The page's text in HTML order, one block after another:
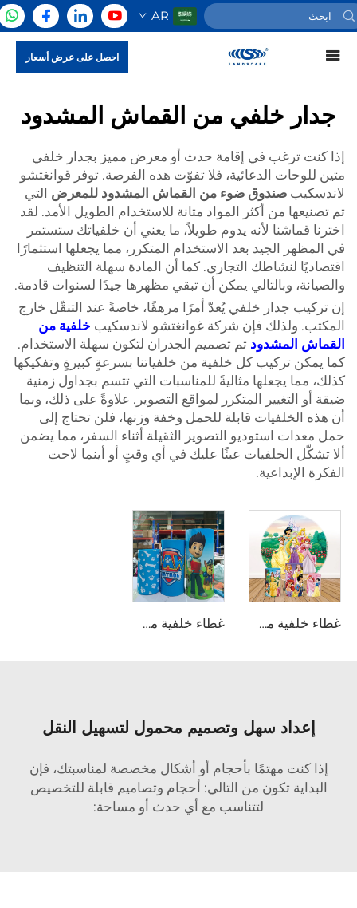
AR
احصل على عرض أسعار
جدار خلفي من القماش المشدود
إذا كنت ترغب في إقامة حدث أو معرض مميز بجدار خلفي
متين للوحات الدعائية، فلا تفوّت هذه الفرصة. توفر قوانغتشو
لاندسكيبصندوق ضوء من القماش المشدود للمعرضالتي
تم تصنيعها من أكثر المواد متانة للاستخدام الطويل الأمد. لقد
اخترنا قماشنا لأنه يدوم طويلاً، ما يعني أن خلفياتك ستستمر
في المظهر الجيد بعد الاستخدام المتكرر، مما يجعلها استثمارًا
اقتصاديًا لنشاطك التجاري. كما أن المادة سهلة التنظيف
والصيانة، وبالتالي يمكن أن تبقي مظهرها جيدًا لسنوات قادمة.
إن تركيب جدار خلفي يُعدّ أمرًا مرهقًا، خاصةً عند التنقّل خارج
المكتب. ولذلك فإن شركة غوانغتشو لاندسكيبخلفية من
القماش المشدودتم تصميم الجدران لتكون سهلة الاستخدام.
كما يمكن تركيب كل خلفية من خلفياتنا بسرعةٍ كبيرةٍ وتفكيكها
كذلك، مما يجعلها مثاليةً للمناسبات التي تتسم بجداول زمنية
ضيقة أو التغيير المتكرر لمواقع التصوير. علاوةً على ذلك، وبما
أن هذه الخلفيات قابلة للحمل وخفة وزنها، فلن تحتاج إلى
حمل معدات استوديو التصوير الثقيلة أثناء السفر، مما يضمن
ألا تشكّل الخلفيات عبئًا عليك في أي وقتٍ أو أينما لاحت
الفكرة الإبداعية.
غطاء خلفية من القماش المشدود للحفلات غطاء خلفية من القماش المشدود للحفلات
إعداد سهل وتصميم محمول لتسهيل النقل
إذا كنت مهتمًا بأحجام أو أشكال مخصصة لمناسبتك، فإن
البداية تكون من التالي: أحجام وتصاميم قابلة للتخصيص
لتتناسب مع أي حدث أو مساحة: